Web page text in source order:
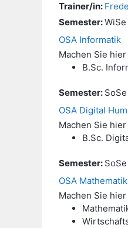
Trainer/in:
Semester:
OSA Informatik
Machen Sie
B.Sc.
Semester:
OSA Digital
Machen Sie
B.Sc.
Semester:
OSA Mathematik
Machen Sie